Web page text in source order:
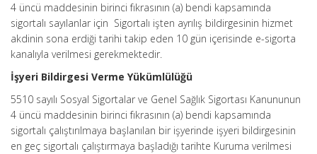
4 üncü maddesinin birinci fıkrasının (a) bendi kapsamında
sigortalı sayılanlar için Sigortalı işten ayrılış bildirgesinin hizmet
akdinin sona erdiği tarihi takip eden 10 gün içerisinde e-sigorta
kanalıyla verilmesi gerekmektedir.
İşyeri Bildirgesi Verme Yükümlülüğü
5510 sayılı Sosyal Sigortalar ve Genel Sağlık Sigortası Kanununun
4 üncü maddesinin birinci fıkrasının (a) bendi kapsamında
sigortalı çalıştırılmaya başlanılan bir işyerinde işyeri bildirgesinin
en geç sigortalı çalıştırmaya başladığı tarihte Kuruma verilmesi